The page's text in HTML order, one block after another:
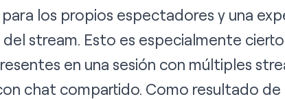
los propios espectadores y una
stream. Esto es especialmente
en una sesión con múltiples
chat compartido. Como resultado de